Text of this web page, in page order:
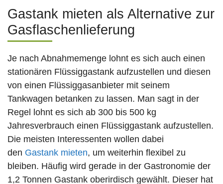
Gastank mieten als Alternative zur
Gasflaschenlieferung
Je nach Abnahmemenge lohnt es sich auch einen
stationären Flüssiggastank aufzustellen und diesen
von einen Flüssiggasanbieter mit seinem
Tankwagen betanken zu lassen. Man sagt in der
Regel lohnt es sich ab 300 bis 500 kg
Jahresverbrauch einen Flüssiggastank aufzustellen.
Die meisten Interessenten wollen dabei
den Gastank mieten, um weiterhin flexibel zu
bleiben. Häufig wird gerade in der Gastronomie der
1,2 Tonnen Gastank oberirdisch gewählt. Dieser hat